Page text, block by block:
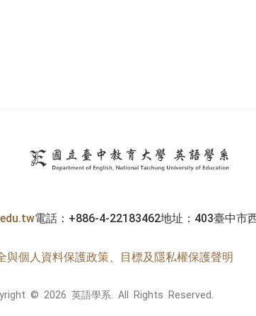
電話：+886-4-22183462地址：403臺中市
與個人資料保護政策、目標及隱私權保護聲明
© 2026 英語學系. All Rights Reserved.